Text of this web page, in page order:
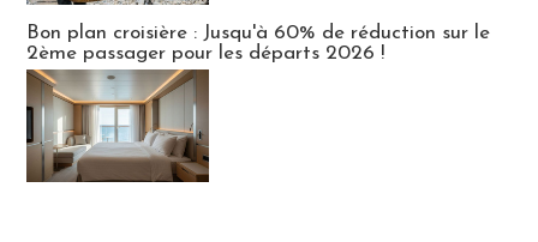
Bon plan croisière : Jusqu'à 60% de réduction sur le
2ème passager pour les départs 2026 !